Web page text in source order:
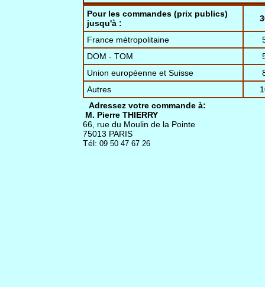
Pour les commandes (prix publics)
jusqu'à :
France métropolitaine
DOM - TOM
Union européenne et Suisse
Autres
Adressez votre commande à:
M. Pierre THIERRY
66, rue du Moulin de la Pointe
75013 PARIS
Tél: 09 50 47 67 26